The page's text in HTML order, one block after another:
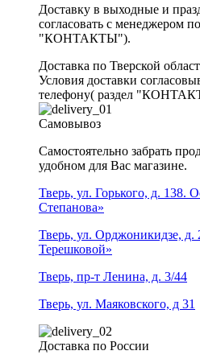
Доставку в выходные и
согласовать с менеджером
"КОНТАКТЫ").
Доставка по Тверской
Условия доставки
телефону( раздел
Самовывоз
Самостоятельно забрать
удобном для Вас магазине.
Тверь, ул. Горького, д. 138.
Степанова»
Тверь, ул. Орджоникидзе,
Терешковой»
Тверь, пр-т Ленина, д. 3/44
Тверь, ул. Маяковского, д 31
Доставка по России